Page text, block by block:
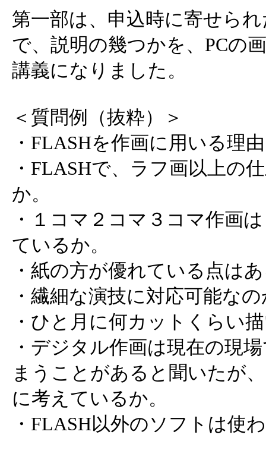
第一部は、申込時に寄せら
で、説明の幾つかを、PCの
講義になりました。
＜質問例（抜粋）＞
・FLASHを作画に用いる理
・FLASHで、ラフ画以上の
か。
・１コマ２コマ３コマ作画
ているか。
・紙の方が優れている点は
・繊細な演技に対応可能な
・ひと月に何カットくらい
・デジタル作画は現在の現
まうことがあると聞いたが
に考えているか。
・FLASH以外のソフトは使